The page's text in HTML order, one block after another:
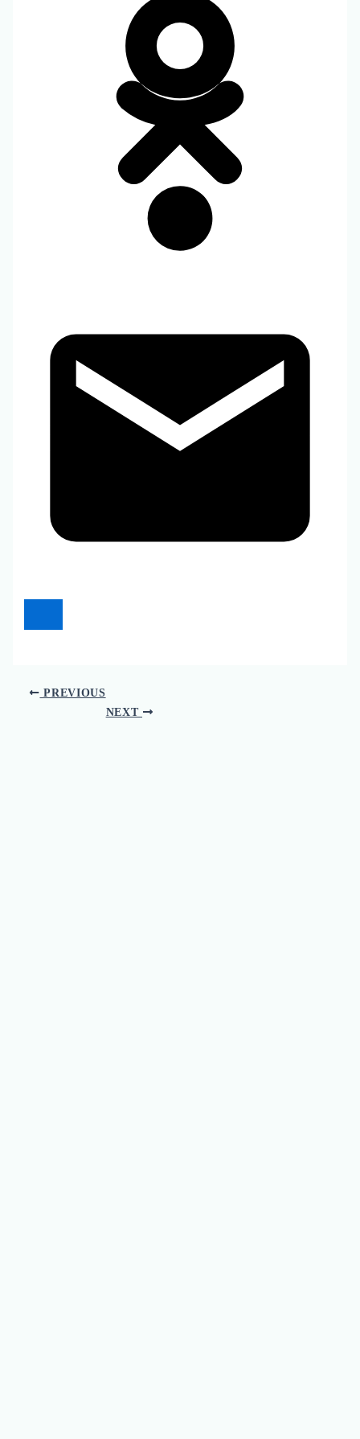
PREVIOUS
NEXT